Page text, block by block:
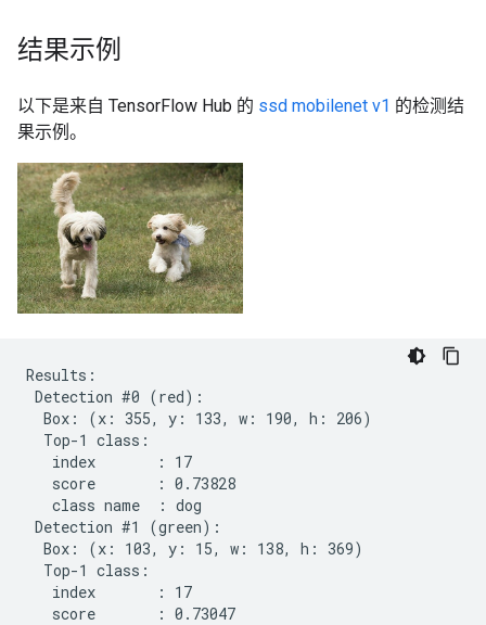
结果示例
以下是来自 TensorFlow Hub 的 ssd mobilenet v1 的检测结
果示例。
Results:
Detection #0 (red):
  Box: (x: 355, y: 133, w: 190, h: 206)
  Top-1 class:
   index       : 17
   score       : 0.73828
   class name  : dog
Detection #1 (green):
  Box: (x: 103, y: 15, w: 138, h: 369)
  Top-1 class:
   index       : 17
   score       : 0.73047